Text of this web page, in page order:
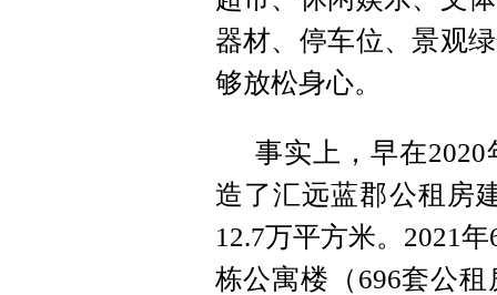
器材、停车位、景观
够放松身心。
事实上，早在
造了汇远蓝郡公租房
12.7万平方米。2021
栋公寓楼（696套公